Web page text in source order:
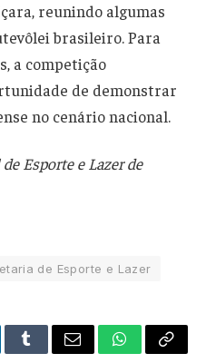
reunindo algumas
brasileiro. Para
a competição
de demonstrar
no cenário nacional.
Esporte e Lazer de
de Esporte e Lazer
TumblrEmail WhatsApp
Copy